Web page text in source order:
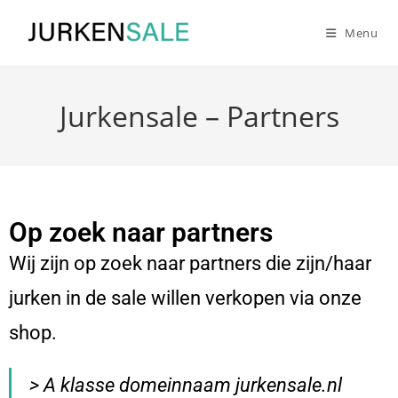
Menu
Jurkensale – Partners
Op zoek naar partners
Wij zijn op zoek naar partners die zijn/haar
jurken in de sale willen verkopen via onze
shop.
> A klasse domeinnaam jurkensale.nl